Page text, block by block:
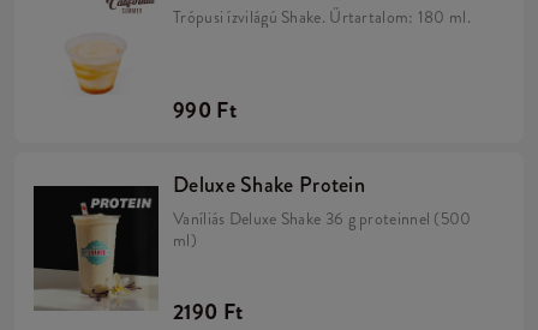
Trópusi ízvilágú Shake. Űrtartalom: 180 ml.
990 Ft
Deluxe Shake Protein
Vaníliás Deluxe Shake 36 g proteinnel (500
ml)
2190 Ft